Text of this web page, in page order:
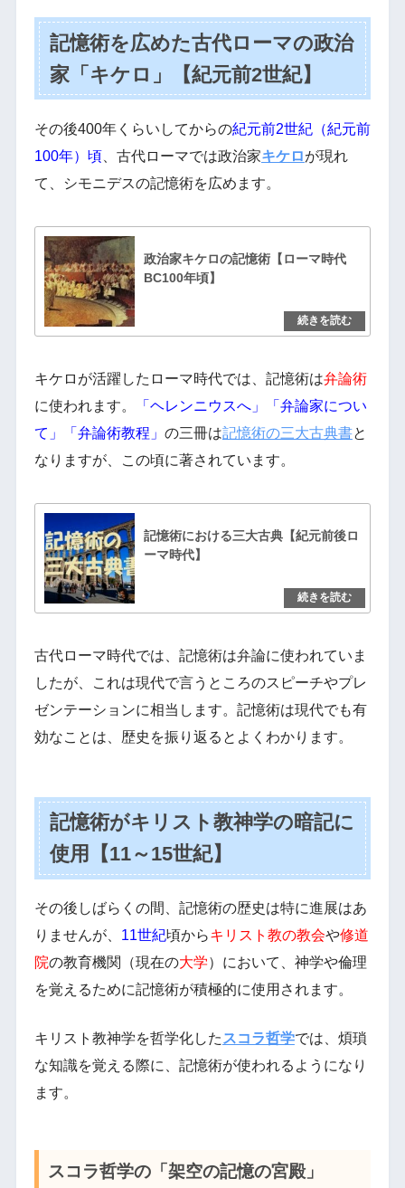
記憶術を広めた古代ローマの政治
家「キケロ」【紀元前2世紀】
その後400年くらいしてからの紀元前2世紀（紀元前
100年）頃、古代ローマでは政治家キケロが現れ
て、シモニデスの記憶術を広めます。
政治家キケロの記憶術【ローマ時代
BC100年頃】
キケロが活躍したローマ時代では、記憶術は弁論術
に使われます。
「ヘレンニウスへ」「弁論家につい
て」「弁論術教程」 の三冊は記憶術の三大古典書と
なりますが、この頃に著されています。
記憶術における三大古典【紀元前後ロ
ーマ時代】
古代ローマ時代では、記憶術は弁論に使われていま
したが、これは現代で言うところのスピーチやプレ
ゼンテーションに相当します。記憶術は現代でも有
効なことは、歴史を振り返るとよくわかります。
記憶術がキリスト教神学の暗記に
使用【11～15世紀】
その後しばらくの間、記憶術の歴史は特に進展はあ
りませんが、 11世紀頃からキリスト教の教会や修道
院の教育機関（現在の大学）において、神学や倫理
を覚えるために記憶術が積極的に使用されます。
キリスト教神学を哲学化した スコラ哲学では、煩瑣
な知識を覚える際に、記憶術が使われるようになり
ます。
スコラ哲学の「架空の記憶の宮殿」